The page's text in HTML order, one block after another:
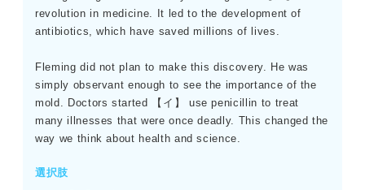
revolution in medicine. It led to the development of
antibiotics, which have saved millions of lives.
Fleming did not plan to make this discovery. He was
simply observant enough to see the importance of the
mold. Doctors started 【イ】 use penicillin to treat
many illnesses that were once deadly. This changed the
way we think about health and science.
選択肢